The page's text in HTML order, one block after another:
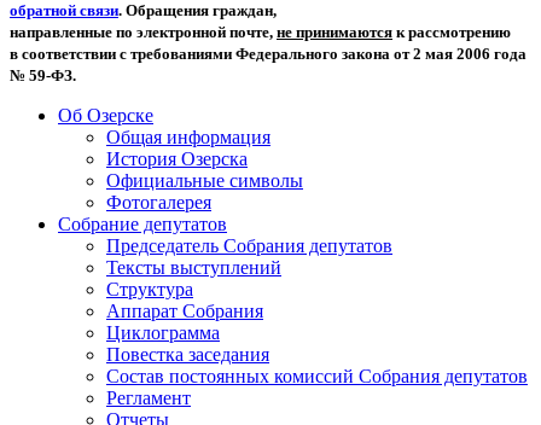
обратной связи. Обращения граждан,
направленные по электронной почте, не принимаются к рассмотрению
в соответствии с требованиями Федерального закона от 2 мая 2006 года
№ 59-ФЗ.
Об Озерске
Общая информация
История Озерска
Официальные символы
Фотогалерея
Собрание депутатов
Председатель Собрания депутатов
Тексты выступлений
Структура
Аппарат Собрания
Циклограмма
Повестка заседания
Состав постоянных комиссий Собрания депутатов
Регламент
Отчеты